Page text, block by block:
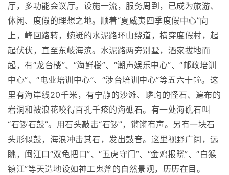
厅，多功能会议厅。设施一流，服务周到，已成为旅游、
休闲、度假的理想之地。顺着“夏威夷四季度假中心”向
上，峰回路转，蜿蜓的水泥路环山绕道，横穿度假村，起
起伏伏，直至东岐海滨。水泥路两旁别墅，酒家拔地而
起，有“龙台楼”、“海鲜楼”、“潮声娱乐中心”、“邮政培训
中心”、“电业培训中心”、“涉台培训中心”等五六十幢。这
里有海岸线20千米，有宁静的沙滩、嶙峋的怪石、遍布的
岩洞和被浪花咬得百孔千疮的海礁石。有一处海礁石叫
“石锣石鼓”。用石头敲击“石锣”，锵锵有声。另有一块石
头形似鼓，海浪冲击其石，发出鼓音。这里视野广阔，远
眺，闽江口“双龟把口”、“五虎守门”、“金鸡报晓”、“白猴
镇江”等天造地设如神工鬼斧的自然景观，历历在目。